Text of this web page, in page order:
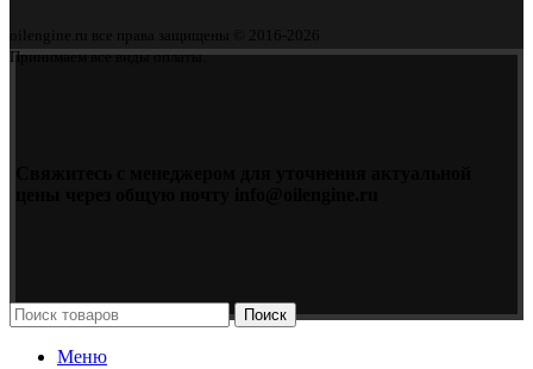
oilengine.ru все права защищены © 2016-2026
Принимаем все виды оплаты.
Поиск
Меню